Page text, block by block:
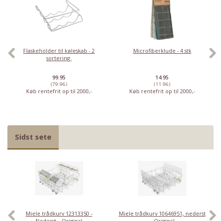
Flaskeholder til køleskab - 2
sortering.
99.95
(79.96)
Køb rentefrit op til 2000,-
Microfiberklude - 4 stk
14.95
(11.96)
Køb rentefrit op til 2000,-
Sidst sete
Miele trådkurv 12313350 -
Miele trådkurv 10646951, nederst